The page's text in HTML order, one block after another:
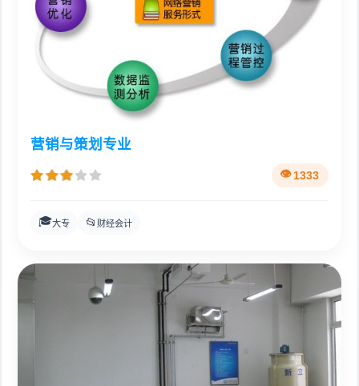
营销与策划专业
1333
🎓大专 📂 财经会计